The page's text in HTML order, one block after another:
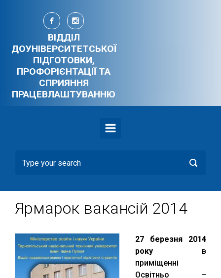
Skip to main content
ВІДДІЛ
ДОУНІВЕРСИТЕТСЬКОЇ
ПІДГОТОВКИ,
ПРОФОРІЄНТАЦІЇ ТА
СПРИЯННЯ
ПРАЦЕВЛАШТУВАННЮ
Ярмарок вакансій 2014
27 березня 2014
року в
приміщенні
Освітньо –